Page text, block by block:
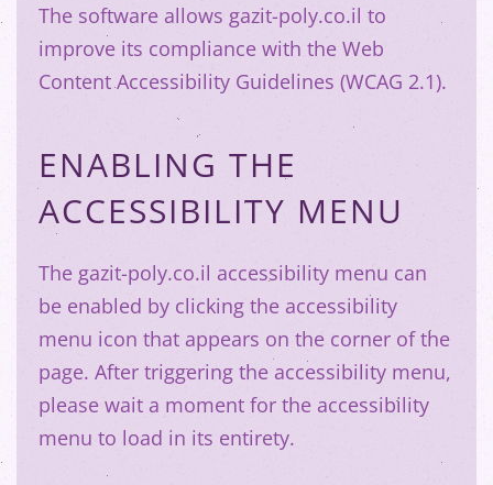
The software allows gazit-poly.co.il to
improve its compliance with the Web
Content Accessibility Guidelines (WCAG 2.1).
ENABLING THE
ACCESSIBILITY MENU
The gazit-poly.co.il accessibility menu can
be enabled by clicking the accessibility
menu icon that appears on the corner of the
page. After triggering the accessibility menu,
please wait a moment for the accessibility
menu to load in its entirety.